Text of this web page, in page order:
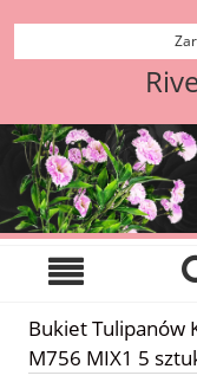
Bukiet Tulipanów
M756 MIX1 5